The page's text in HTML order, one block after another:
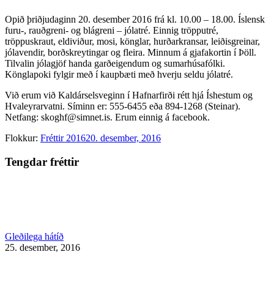
Opið þriðjudaginn 20. desember 2016 frá kl. 10.00 – 18.00. Íslensk
furu-, rauðgreni- og blágreni – jólatré. Einnig tröpputré,
tröppuskraut, eldiviður, mosi, könglar, hurðarkransar, leiðisgreinar,
jólavendir, borðskreytingar og fleira. Minnum á gjafakortin í Þöll.
Tilvalin jólagjöf handa garðeigendum og sumarhúsafólki.
Könglapoki fylgir með í kaupbæti með hverju seldu jólatré.
Við erum við Kaldárselsveginn í Hafnarfirði rétt hjá Íshestum og
Hvaleyrarvatni. Síminn er: 555-6455 eða 894-1268 (Steinar).
Netfang: skoghf@simnet.is. Erum einnig á facebook.
Flokkur: Fréttir 201620. desember, 2016
Tengdar fréttir
Gleðilega hátíð
25. desember, 2016